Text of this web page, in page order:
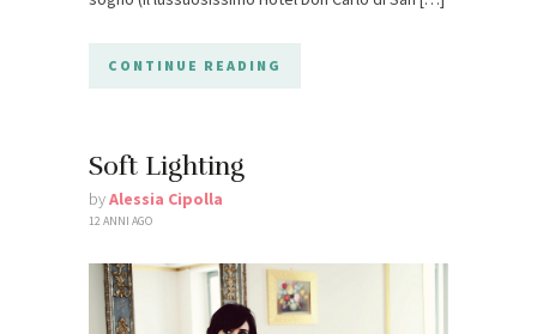
CONTINUE READING
Soft Lighting
byAlessia Cipolla
12 ANNI AGO